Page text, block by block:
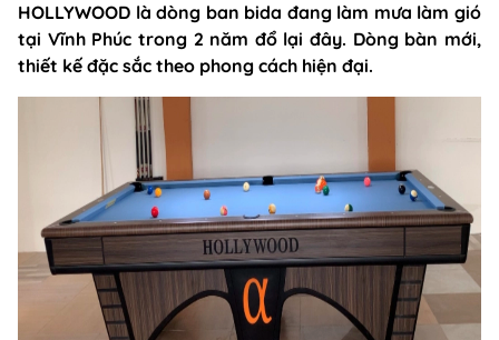
HOLLYWOOD là dòng ban bida đang làm mưa làm gió
tại Vĩnh Phúc trong 2 năm đổ lại đây. Dòng bàn mới,
thiết kế đặc sắc theo phong cách hiện đại.